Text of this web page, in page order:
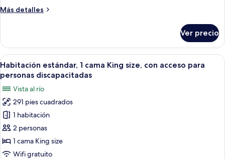
individuales
Más detalles
Más
Premium,
camas
individuales
Ver precio
Abrir
todas
las
fotos
de
Habitación
estándar,
1
cama
Una habitación de hotel con una
7
Habitación estándar, 1 cama King size, con acceso para
personas discapacitadas
Vista al río
291 pies cuadrados
1 habitación
2 personas
1 cama King size
Wifi gratuito